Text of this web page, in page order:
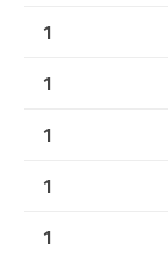
1
1
1
1
1